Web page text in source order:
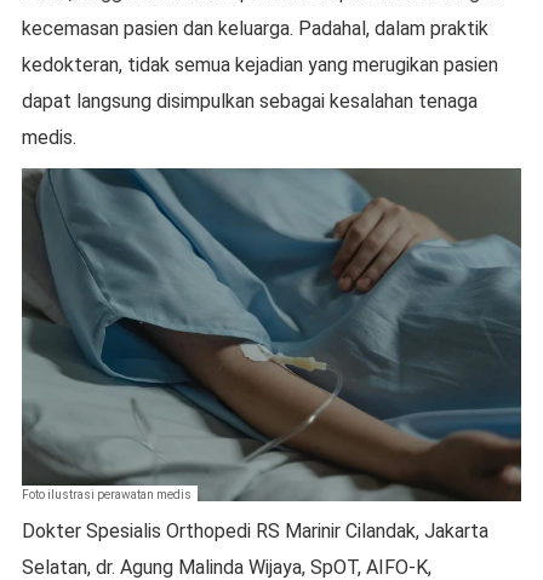
kecemasan pasien dan keluarga. Padahal, dalam praktik
kedokteran, tidak semua kejadian yang merugikan pasien
dapat langsung disimpulkan sebagai kesalahan tenaga
medis.
Foto ilustrasi perawatan medis
Dokter Spesialis Orthopedi RS Marinir Cilandak, Jakarta
Selatan, dr. Agung Malinda Wijaya, SpOT, AIFO-K,